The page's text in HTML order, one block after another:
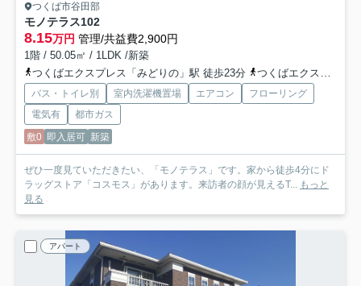
つくば市谷田部
モノテラス102
8.15万円 管理/共益費2,900円
1階 / 50.05㎡ / 1LDK /新築
つくばエクスプレス「みどりの」駅 徒歩23分
つくばエクスプレス「万博記念公園」駅 徒歩27分
バス・トイレ別 室内洗濯機置場 エアコン
フローリング
電気有
都市ガス
敷0 即入居可 新築
ぜひ一度見ていただきたい、「モノテラス」です。家から徒歩4分にド
ラッグストア「コスモス」があります。来訪者の顔が見えるT... もっと
見る
アパート